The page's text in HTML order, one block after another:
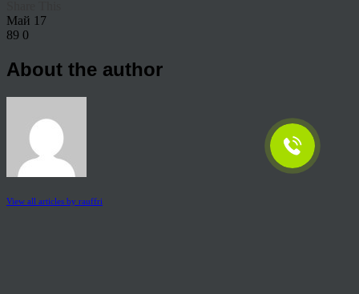
Май 17
89 0
About the author
View all articles by rauffri